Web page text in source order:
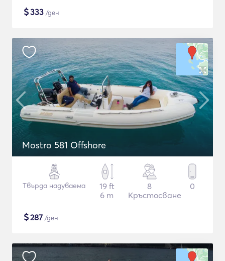
$333 /ден
Mostro 581 Offshore
Твърда надуваема
19 ft
6 m
8
Кръстосване
0
$287 /ден